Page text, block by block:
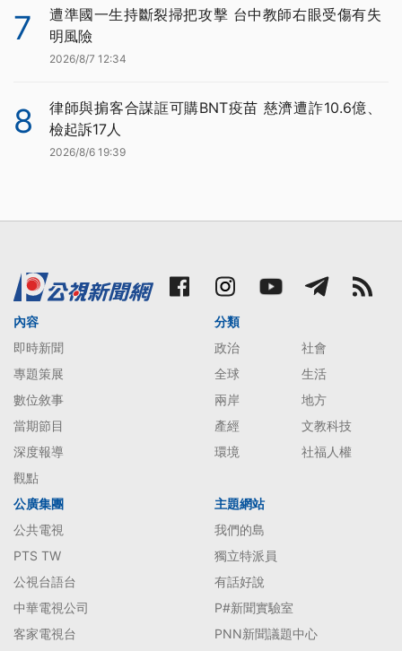
7
遭準國一生持斷裂掃把攻擊 台中教師右眼受傷有失
明風險
2026/8/7 12:34
8
律師與掮客合謀誆可購BNT疫苗 慈濟遭詐10.6億、
檢起訴17人
2026/8/6 19:39
內容
即時新聞
專題策展
數位敘事
當期節目
深度報導
觀點
分類
政治
社會
全球
生活
兩岸
地方
產經
文教科技
環境
社福人權
公廣集團
公共電視
PTS TW
公視台語台
中華電視公司
客家電視台
主題網站
我們的島
獨立特派員
有話好說
P#新聞實驗室
PNN新聞議題中心